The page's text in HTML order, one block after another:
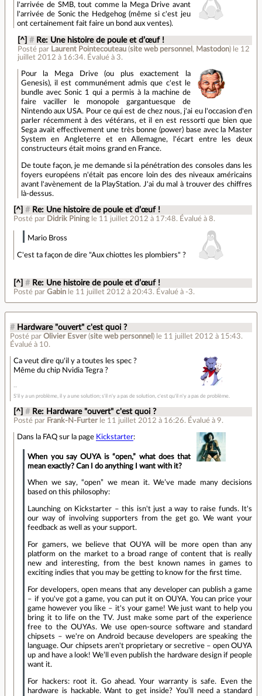
l'arrivée de SMB, tout comme la Mega Drive avant
l'arrivée de Sonic the Hedgehog (même si c'est jeu
ont certainement fait faire un bond aux ventes).
[^] # Re: Une histoire de poule et d’œuf !
Posté par Laurent Pointecouteau(site web personnel , Mastodon) le 12
juillet 2012 à 16:34. Évalué à 3.
Pour la Mega Drive (ou plus exactement la
Genesis), il est communément admis que c'est le
bundle avec Sonic 1 qui a permis à la machine de
faire vaciller le monopole gargantuesque de
Nintendo aux USA. Pour ce qui est de chez nous, j'ai eu l'occasion d'en
parler récemment à des vétérans, et il en est ressorti que bien que
Sega avait effectivement une très bonne (power) base avec la Master
System en Angleterre et en Allemagne, l'écart entre les deux
constructeurs était moins grand en France.
De toute façon, je me demande si la pénétration des consoles dans les
foyers européens n'était pas encore loin des des niveaux américains
avant l'avènement de la PlayStation. J'ai du mal à trouver des chiffres
là-dessus.
[^] # Re: Une histoire de poule et d’œuf !
Posté par Didrik Pining le 11 juillet 2012 à 17:48. Évalué à8.
Mario Bross
C'est ta façon de dire "Aux chiottes les plombiers" ?
[^] # Re: Une histoire de poule et d’œuf !
Posté parGabin le 11 juillet 2012 à 20:43. Évalué à -3.
# Hardware "ouvert" c'est quoi ?
Posté par Olivier Esver (site web personnel ) le 11 juillet 2012 à 15:43.
Évalué à 10.
Ca veut dire qu'il y a toutes les spec ?
Même du chip Nvidia Tegra ?
S'il y a un problème, il y a une solution; s'il n'y a pas de solution, c'est qu'il n'y a pas de problème.
[^] # Re: Hardware "ouvert" c'est quoi ?
Posté par Frank-N-Furter le 11 juillet 2012 à 16:26. Évalué à9.
Dans la FAQ sur la page Kickstarter:
When you say OUYA is “open,” what does that
mean exactly? Can I do anything I want with it?
When we say, “open” we mean it. We’ve made many decisions
based on this philosophy:
Launching on Kickstarter – this isn't just a way to raise funds. It's
our way of involving supporters from the get go. We want your
feedback as well as your support.
For gamers, we believe that OUYA will be more open than any
platform on the market to a broad range of content that is really
new and interesting, from the best known names in games to
exciting indies that you may be getting to know for the first time.
For developers, open means that any developer can publish a game
– if you've got a game, you can put it on OUYA. You can price your
game however you like – it's your game! We just want to help you
bring it to life on the TV. Just make some part of the experience
free to the OUYAs. We use open-source software and standard
chipsets – we're on Android because developers are speaking the
language. Our chipsets aren't proprietary or secretive – open OUYA
up and have a look! We’ll even publish the hardware design if people
want it.
For hackers: root it. Go ahead. Your warranty is safe. Even the
hardware is hackable. Want to get inside? You’ll need a standard